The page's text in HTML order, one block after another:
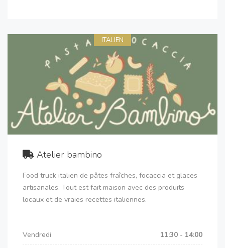
ITALIEN
Atelier bambino
Food truck italien de pâtes fraîches, focaccia et glaces
artisanales. Tout est fait maison avec des produits
locaux et de vraies recettes italiennes.
Vendredi
11:30 - 14:00